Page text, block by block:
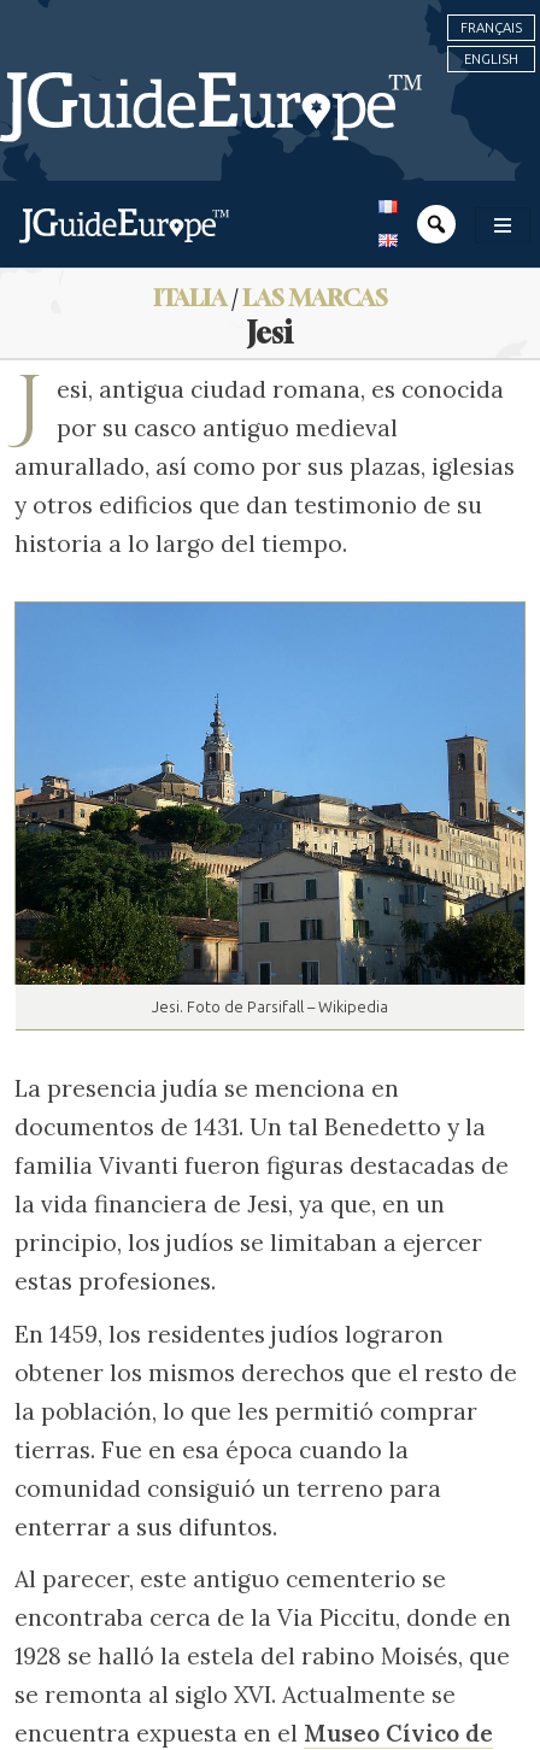
FRANÇAIS
ENGLISH
ITALIA/LAS MARCAS
Jesi
J
esi, antigua ciudad romana, es conocida
por su casco antiguo medieval
amurallado, así como por sus plazas, iglesias
y otros edificios que dan testimonio de su
historia a lo largo del tiempo.
Jesi. Foto de Parsifall – Wikipedia
La presencia judía se menciona en
documentos de 1431. Un tal Benedetto y la
familia Vivanti fueron figuras destacadas de
la vida financiera de Jesi, ya que, en un
principio, los judíos se limitaban a ejercer
estas profesiones.
En 1459, los residentes judíos lograron
obtener los mismos derechos que el resto de
la población, lo que les permitió comprar
tierras. Fue en esa época cuando la
comunidad consiguió un terreno para
enterrar a sus difuntos.
Al parecer, este antiguo cementerio se
encontraba cerca de la Via Piccitu, donde en
1928 se halló la estela del rabino Moisés, que
se remonta al siglo XVI. Actualmente se
encuentra expuesta en el Museo Cívico de